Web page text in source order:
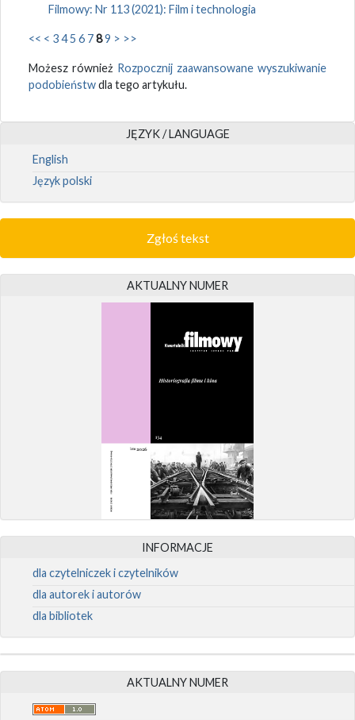
Filmowy: Nr 113 (2021): Film i technologia
<< < 345 6 789 > >>
Możesz również Rozpocznij zaawansowane wyszukiwanie
podobieństwdla tego artykułu.
JĘZYK / LANGUAGE
English
Język polski
Zgłoś tekst
AKTUALNY NUMER
INFORMACJE
dla czytelniczek i czytelników
dla autorek i autorów
dla bibliotek
AKTUALNY NUMER